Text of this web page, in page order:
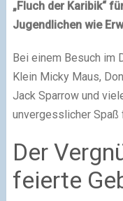
„Fluch der Karibik“
Jugendlichen wie
Bei einem Besuch im
Klein Micky Maus,
Jack Sparrow und
unvergesslicher Spaß
Der
feierte